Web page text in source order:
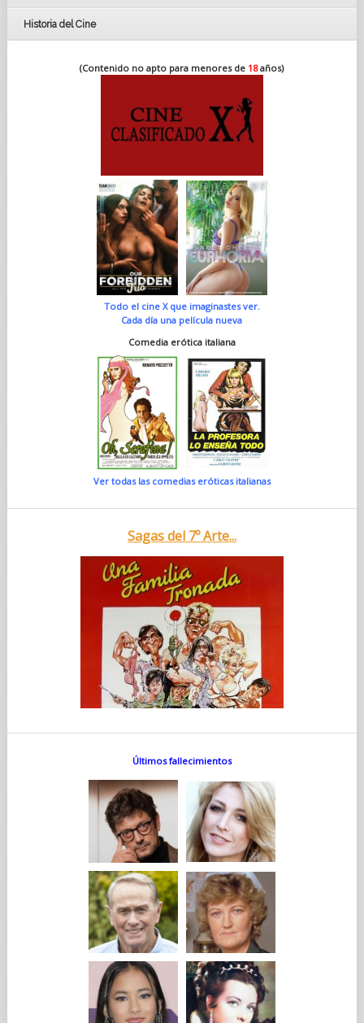
Historia del Cine
(Contenido no apto para menores de 18años)
Todo el cine X que imaginastes ver.
Cada día una película nueva
Comedia erótica italiana
Ver todas las comedias eróticas italianas
Sagas del 7º Arte...
Últimos fallecimientos